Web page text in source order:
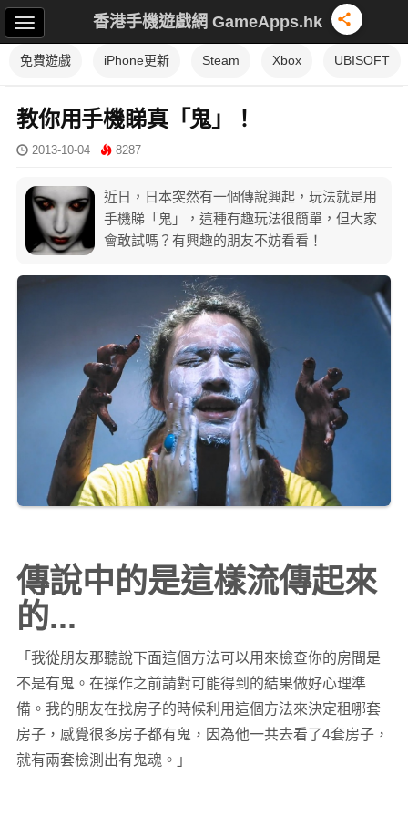
香港手機遊戲網 GameApps.hk
免費遊戲 iPhone更新 Steam Xbox UBISOFT
教你用手機睇真「鬼」！
2013-10-04 8287
近日，日本突然有一個傳說興起，玩法就是用
手機睇「鬼」，這種有趣玩法很簡單，但大家
會敢試嗎？有興趣的朋友不妨看看！
傳說中的是這樣流傳起來
的...
「我從朋友那聽說下面這個方法可以用來檢查你的房間是
不是有鬼。在操作之前請對可能得到的結果做好心理準
備。我的朋友在找房子的時候利用這個方法來決定租哪套
房子，感覺很多房子都有鬼，因為他一共去看了4套房子，
就有兩套檢測出有鬼魂。」